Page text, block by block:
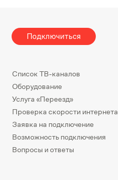
Подключиться
Список ТВ-каналов
Оборудование
Услуга «Переезд»
Проверка скорости интернета
Заявка на подключение
Возможность подключения
Вопросы и ответы